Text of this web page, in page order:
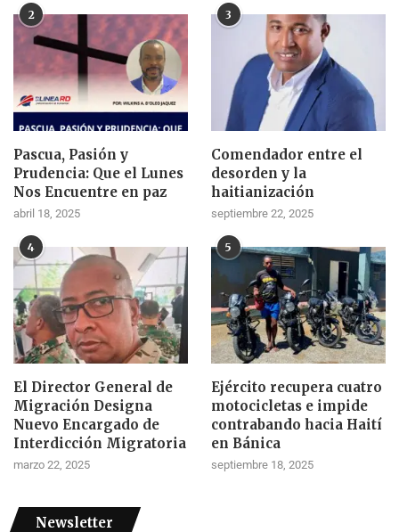
2
Pascua, Pasión y
Prudencia: Que el Lunes
Nos Encuentre en paz
abril 18, 2025
3
Comendador entre el
desorden y la
haitianización
septiembre 22, 2025
4
El Director General de
Migración Designa
Nuevo Encargado de
Interdicción Migratoria
marzo 22, 2025
5
Ejército recupera cuatro
motocicletas e impide
contrabando hacia Haití
en Bánica
septiembre 18, 2025
Newsletter